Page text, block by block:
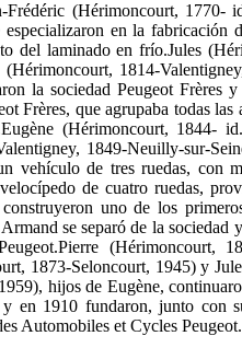
Frédéric (Hérimoncourt, 1770-
en la fabricación
del laminado en frío.Jules
1814-
la sociedad Peugeot Frères
Frères, que agrupaba todas las
(Hérimoncourt, 1844-
1849-Neuilly-sur-
vehículo de tres ruedas, con
de cuatro ruedas,
uno de los
se separó de la sociedad
(Hérimoncourt,
1873-Seloncourt, 1945) y
hijos de Eugène,
y en 1910 fundaron, junto con
Automobiles et Cycles Peugeot.